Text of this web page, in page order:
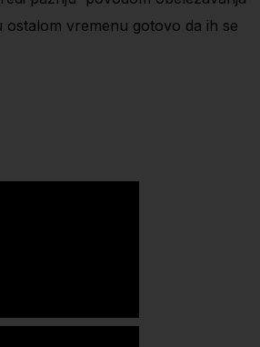
ostalom vremenu gotovo da ih se